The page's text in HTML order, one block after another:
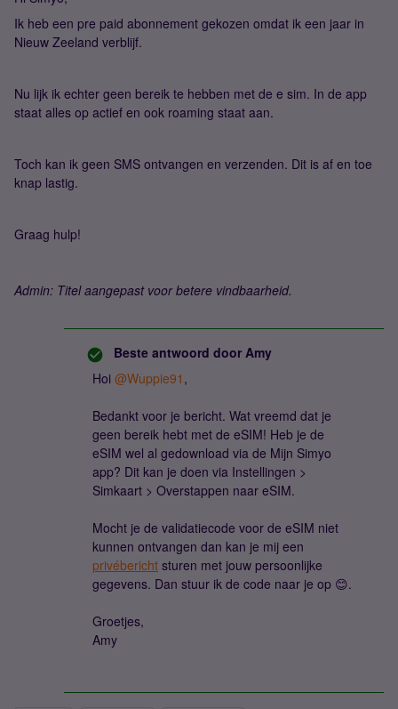
Ik heb een pre paid abonnement gekozen omdat ik een jaar in
Nieuw Zeeland verblijf.
Nu lijk ik echter geen bereik te hebben met de e sim. In de app
staat alles op actief en ook roaming staat aan.
Toch kan ik geen SMS ontvangen en verzenden. Dit is af en toe
knap lastig.
Graag hulp!
Admin: Titel aangepast voor betere vindbaarheid.
Beste antwoord door Amy
Hoi @Wuppie91 ,
Bedankt voor je bericht. Wat vreemd dat je
geen bereik hebt met de eSIM! Heb je de
eSIM wel al gedownload via de Mijn Simyo
app? Dit kan je doen via Instellingen >
Simkaart > Overstappen naar eSIM.
Mocht je de validatiecode voor de eSIM niet
kunnen ontvangen dan kan je mij een
privébericht sturen met jouw persoonlijke
gegevens. Dan stuur ik de code naar je op 😊.
Groetjes,
Amy